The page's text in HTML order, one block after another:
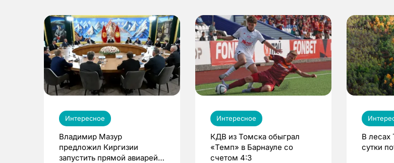
Интересное
Владимир Мазур
предложил Киргизии
запустить прямой авиарейс
Интересное
КДВ из Томска обыграл
«Темп» в Барнауле со
счетом 4:3
В лесах
сутки